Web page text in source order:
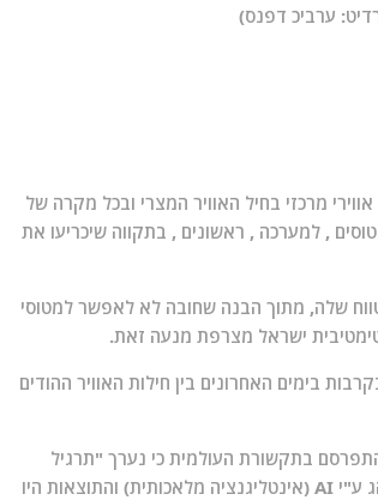
ערביכ דפנס)
מרכזי בחיל האוויר המצרי ובכל מקרה של
צבאי תטיל מצרים את 2 טייסות הרפאל שבסד"כ שלה, המונים כ-48 מטוסים , למערכה , ראשונים , בתקווה שיכריעו את
שלה, מתוך הבנה שחובה לא לאפשר למטוסי
ישראל מצרפת מנעה זאת.
בימים האחרונים בין חילות האוויר ההודים
בתקשורת העולמית כי נערך "תרגיל
אינטלקטואלי" בו ערכו סימולצייה של קרב אוויר בין טייס אנושי למטוס המנוהג ע"י AI (אינטליגנציה מלאכותית) והתוצאות היו